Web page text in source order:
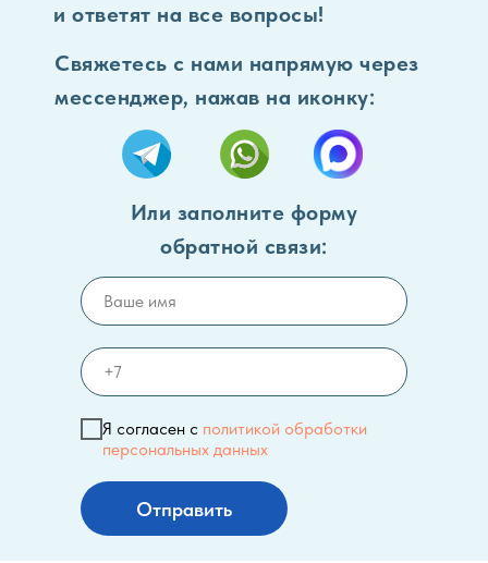
и ответят на все вопросы!
Или заполните форму
обратной связи:
Свяжетесь с нами напрямую через
мессенджер, нажав на иконку:
Я согласен с политикой обработки
персональных данных
Отправить